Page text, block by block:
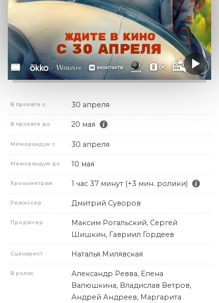
В прокате с 30 апреля
В прокате до 20 мая
Меморандум с 30 апреля
Меморандум до 10 мая
Хронометраж 1 час 37 минут (+3 мин. ролики)
Режиссер Дмитрий Суворов
Продюсер
Максим Рогальский, Сергей
Шишкин, Гавриил Гордеев
Сценарист Наталья Милявская
В ролях
Александр Ревва, Елена
Валюшкина, Владислав Ветров,
Андрей Андреев, Маргарита